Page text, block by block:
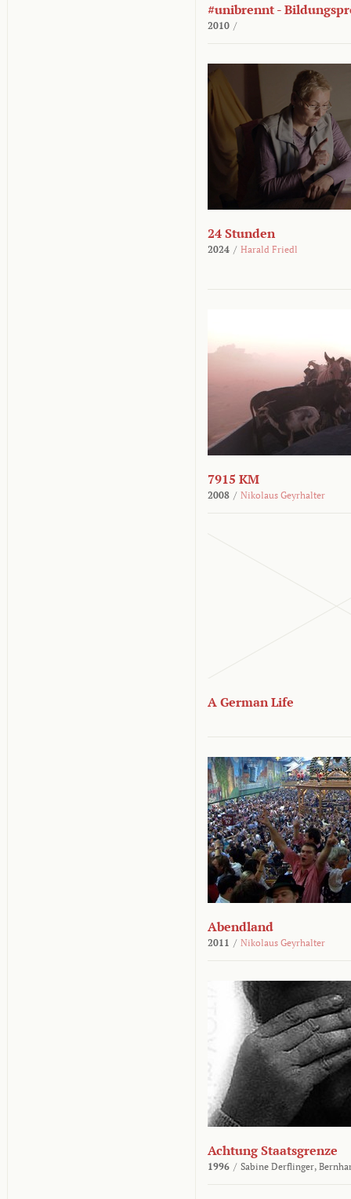
#unibrennt -
2010 /
24 Stunden
2024 / Harald Friedl
7915 KM
2008 / Nikolaus Geyrhalter
A German Life
Abendland
2011 / Nikolaus Geyrhalter
Achtung Staatsgrenze
1996 / Sabine Derflinger,